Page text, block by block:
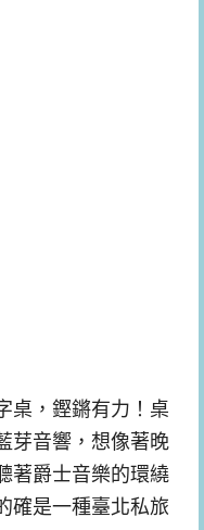
桌，鏗鏘有力！桌
芽音響，想像著晚
著爵士音樂的環繞
確是一種臺北私旅